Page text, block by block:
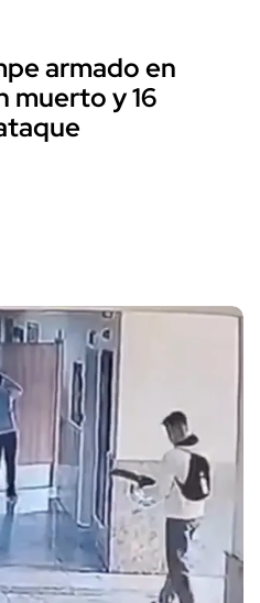
armado en
muerto y 16